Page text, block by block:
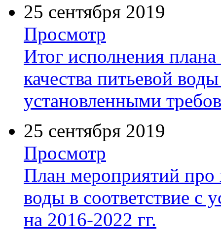
25 сентября 2019
Просмотр
Итог исполнения
качества питьевой
установленными
25 сентября 2019
Просмотр
План мероприятий про
воды в соответствие с
на 2016-2022 гг.